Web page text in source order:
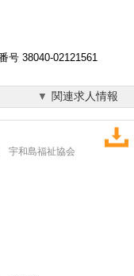
号 38040-02121561
関連求人情報
宇和島福祉協会